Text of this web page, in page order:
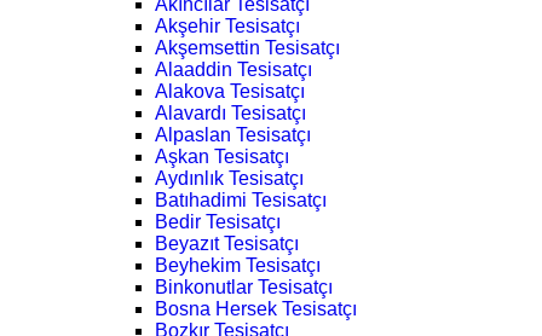
Akıncılar Tesisatçı
Akşehir Tesisatçı
Akşemsettin Tesisatçı
Alaaddin Tesisatçı
Alakova Tesisatçı
Alavardı Tesisatçı
Alpaslan Tesisatçı
Aşkan Tesisatçı
Aydınlık Tesisatçı
Batıhadimi Tesisatçı
Bedir Tesisatçı
Beyazıt Tesisatçı
Beyhekim Tesisatçı
Binkonutlar Tesisatçı
Bosna Hersek Tesisatçı
Bozkır Tesisatçı